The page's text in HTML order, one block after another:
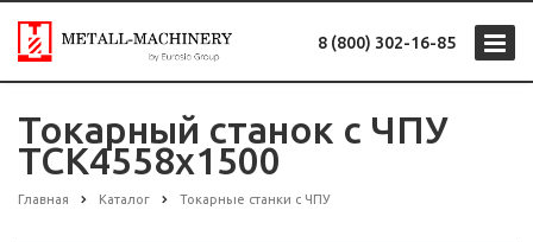
8 (800) 302-16-85
Токарный станок с ЧПУ
TCK4558х1500
Главная Каталог Токарные станки с ЧПУ